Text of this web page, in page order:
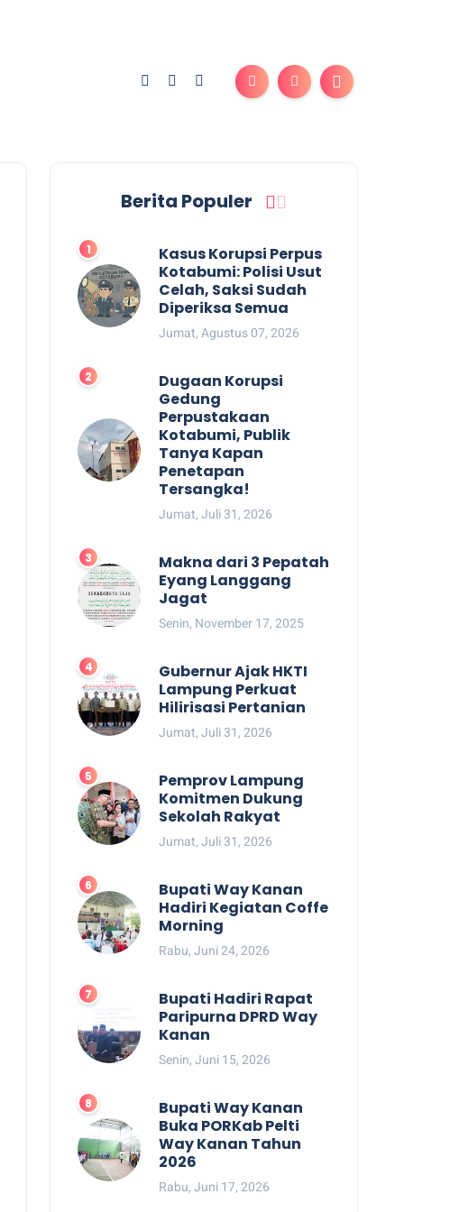
Berita Populer
Kasus Korupsi Perpus
Kotabumi: Polisi Usut
Celah, Saksi Sudah
Diperiksa Semua
Jumat, Agustus 07, 2026
Dugaan Korupsi
Gedung
Perpustakaan
Kotabumi, Publik
Tanya Kapan
Penetapan
Tersangka!
Jumat, Juli 31, 2026
Makna dari 3 Pepatah
Eyang Langgang
Jagat
Senin, November 17, 2025
Gubernur Ajak HKTI
Lampung Perkuat
Hilirisasi Pertanian
Jumat, Juli 31, 2026
Pemprov Lampung
Komitmen Dukung
Sekolah Rakyat
Jumat, Juli 31, 2026
Bupati Way Kanan
Hadiri Kegiatan Coffe
Morning
Rabu, Juni 24, 2026
Bupati Hadiri Rapat
Paripurna DPRD Way
Kanan
Senin, Juni 15, 2026
Bupati Way Kanan
Buka PORKab Pelti
Way Kanan Tahun
2026
Rabu, Juni 17, 2026